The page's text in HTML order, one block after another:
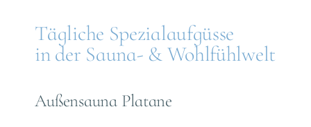
Tägliche Spezialaufgüsse
in der Sauna- & Wohlfühlwelt
Außensauna Platane